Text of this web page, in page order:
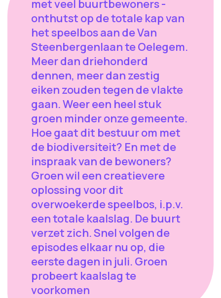
met veel buurtbewoners -
onthutst op de totale kap van
het speelbos aan de Van
Steenbergenlaan te Oelegem.
Meer dan driehonderd
dennen, meer dan zestig
eiken zouden tegen de vlakte
gaan. Weer een heel stuk
groen minder onze gemeente.
Hoe gaat dit bestuur om met
de biodiversiteit? En met de
inspraak van de bewoners?
Groen wil een creatievere
oplossing voor dit
overwoekerde speelbos, i.p.v.
een totale kaalslag. De buurt
verzet zich. Snel volgen de
episodes elkaar nu op, die
eerste dagen in juli. Groen
probeert kaalslag te
voorkomen